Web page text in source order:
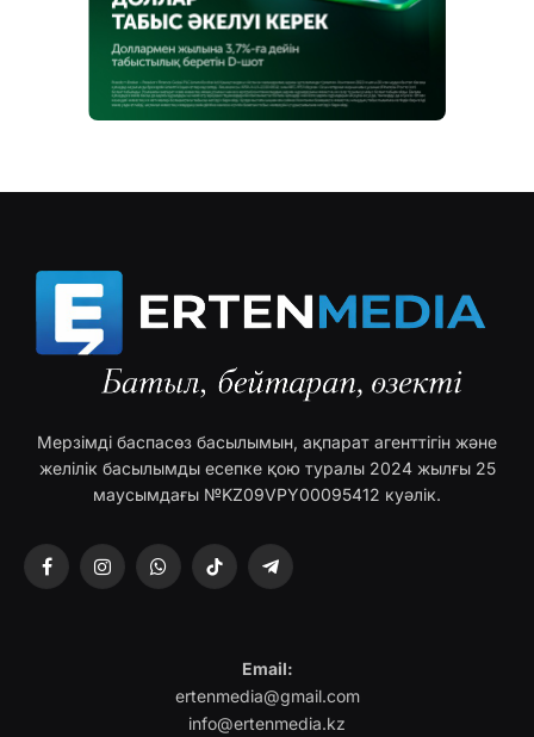
Мерзімді баспасөз басылымын, ақпарат агенттігін және
желілік басылымды есепке қою туралы 2024 жылғы 25
маусымдағы №KZ09VPY00095412 куәлік.
FacebookInstagramWhatsAppTikTok Telegram
Email:
ertenmedia@gmail.com
info@ertenmedia.kz